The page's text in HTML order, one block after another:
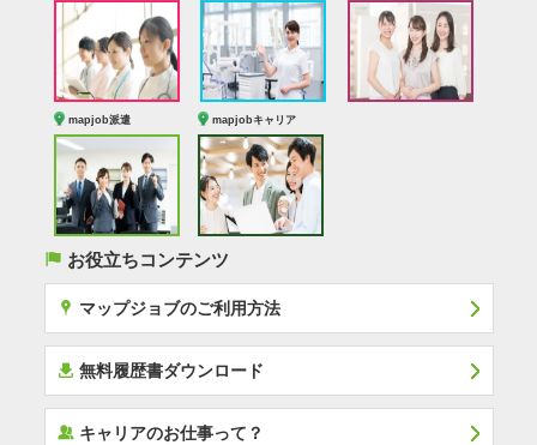
mapjob派遣 mapjobキャリア
( お役立ちコンテンツ
x マップジョブのご利用方法
í 無料履歴書ダウンロード
‰キャリアのお仕事って？